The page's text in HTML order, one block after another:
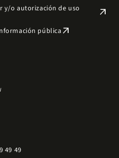
y/o autorización de uso
arrow_outward
pública arrow_outward
49 49